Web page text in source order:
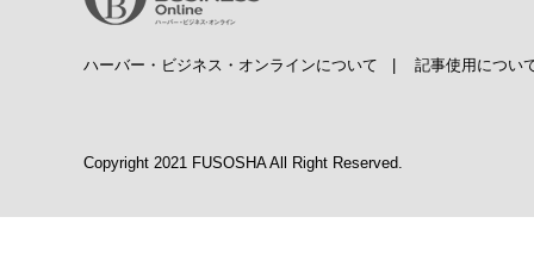
ハーバー・ビジネス・オンラインについて 記事使用につい
Copyright 2021 FUSOSHA All Right Reserved.